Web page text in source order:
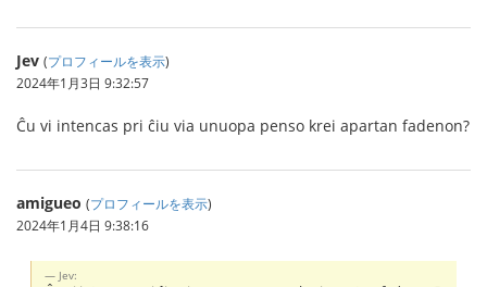
Jev (プロフィールを表示)
2024年1月3日 9:32:57
Ĉu vi intencas pri ĉiu via unuopa penso krei apartan fadenon?
amigueo (プロフィールを表示)
2024年1月4日 9:38:16
Jev: